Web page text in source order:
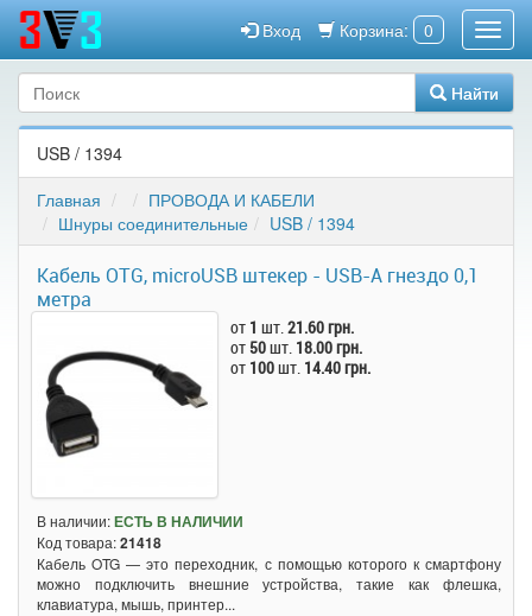
Корзина: 0
Вход
Найти
USB / 1394
Главная
ПРОВОДА И КАБЕЛИ
Шнуры соединительные
USB / 1394
Кабель OTG, microUSB штекер - USB-A гнездо 0,1
метра
от 1 шт.21.60 грн.
от 50шт. 18.00 грн.
от 100шт. 14.40 грн.
В наличии:ЕСТЬ В НАЛИЧИИ
Код товара:21418
Кабель OTG — это переходник, с помощью которого к смартфону
можно подключить внешние устройства, такие как флешка,
клавиатура, мышь, принтер...